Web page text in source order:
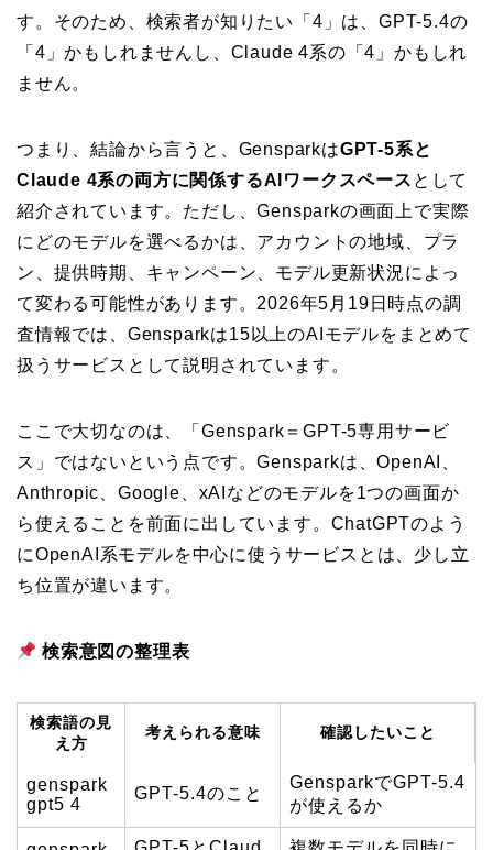
す。そのため、検索者が知りたい「4」は、GPT-5.4の
「4」かもしれませんし、Claude 4系の「4」かもしれ
ません。
つまり、結論から言うと、GensparkはGPT-5系と
Claude 4系の両方に関係するAIワークスペース として
紹介されています。ただし、Gensparkの画面上で実際
にどのモデルを選べるかは、アカウントの地域、プラ
ン、提供時期、キャンペーン、モデル更新状況によっ
て変わる可能性があります。2026年5月19日時点の調
査情報では、Gensparkは15以上のAIモデルをまとめて
扱うサービスとして説明されています。
ここで大切なのは、「Genspark＝GPT-5専用サービ
ス」ではないという点です。Gensparkは、OpenAI、
Anthropic、Google、xAIなどのモデルを1つの画面か
ら使えることを前面に出しています。ChatGPTのよう
にOpenAI系モデルを中心に使うサービスとは、少し立
ち位置が違います。
検索意図の整理表
検索語の見
え方
考えられる意味 確認したいこと
genspark
gpt5 4
GPT-5.4のこと
GensparkでGPT-5.4
が使えるか